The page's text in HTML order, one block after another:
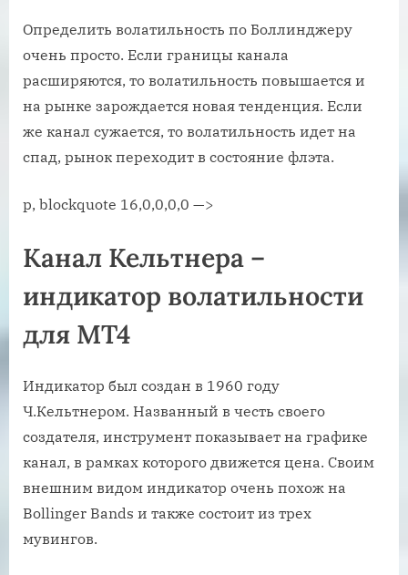
Определить волатильность по Боллинджеру
очень просто. Если границы канала
расширяются, то волатильность повышается и
на рынке зарождается новая тенденция. Если
же канал сужается, то волатильность идет на
спад, рынок переходит в состояние флэта.
p, blockquote 16,0,0,0,0 —>
Канал Кельтнера –
индикатор волатильности
для MT4
Индикатор был создан в 1960 году
Ч.Кельтнером. Названный в честь своего
создателя, инструмент показывает на графике
канал, в рамках которого движется цена. Своим
внешним видом индикатор очень похож на
Bollinger Bands и также состоит из трех
мувингов.